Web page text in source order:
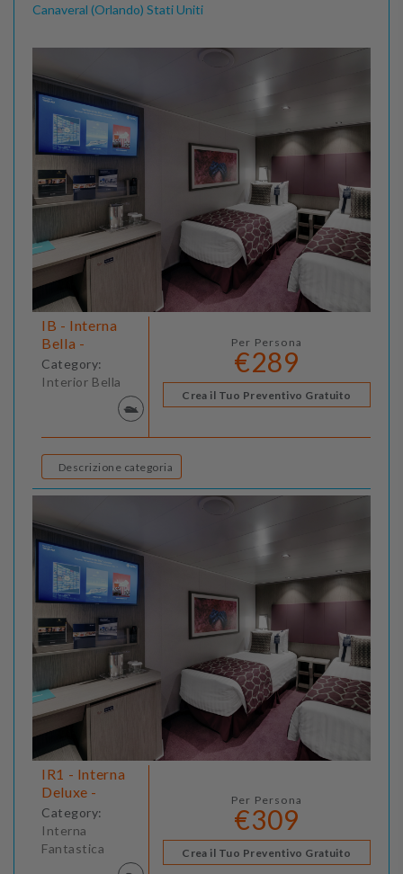
Canaveral (Orlando) Stati Uniti
IB - Interna
Bella -
Category:
Interior Bella
Per Persona
€289
Crea il Tuo Preventivo Gratuito
Descrizione categoria
IR1 - Interna
Deluxe -
Category:
Interna
Fantastica
Per Persona
€309
Crea il Tuo Preventivo Gratuito